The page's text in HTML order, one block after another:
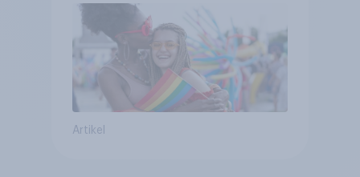
Artikel